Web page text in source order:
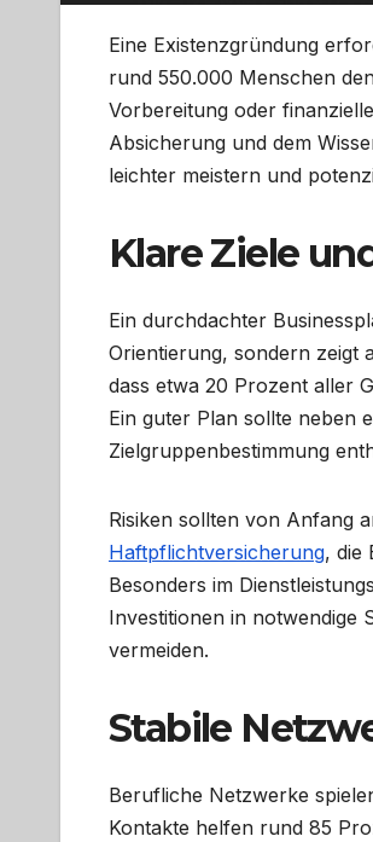
Eine Existenzgründung
rund 550.000 Menschen
Vorbereitung oder
Absicherung und dem
leichter meistern und
Klare Ziele
Ein durchdachter
Orientierung, sondern zeigt
dass etwa 20 Prozent aller
Ein guter Plan sollte neben
Zielgruppenbestimmung
Risiken sollten von Anfang
Haftpflichtversicherung, die
Besonders im
Investitionen in notwendige
vermeiden.
Stabile
Berufliche Netzwerke
Kontakte helfen rund 85